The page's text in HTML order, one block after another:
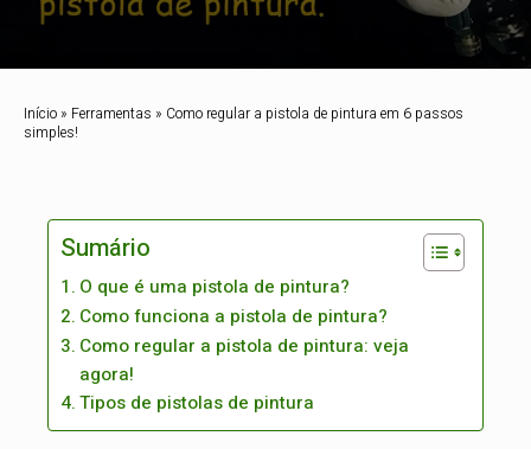
Início» Ferramentas » Como regular a pistola de pintura em 6 passos
simples!
Sumário
O que é uma pistola de pintura?
Como funciona a pistola de pintura?
Como regular a pistola de pintura: veja
agora!
Tipos de pistolas de pintura